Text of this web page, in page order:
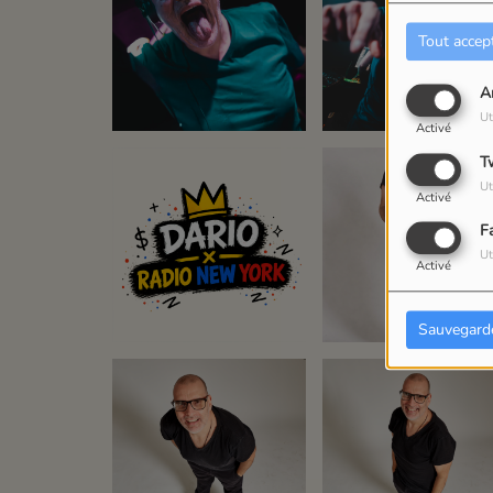
Tout
Activé
Activé
Activé